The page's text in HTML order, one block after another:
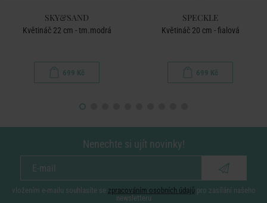
SKY&SAND
Květináč 22 cm - tm.modrá
699 Kč
SPECKLE
Květináč 20 cm - fialová
699 Kč
Nenechte si ujít novinky!
vložením e-mailu souhlasíte se zpracováním osobních údajů pro zasílání našeho
newsletteru